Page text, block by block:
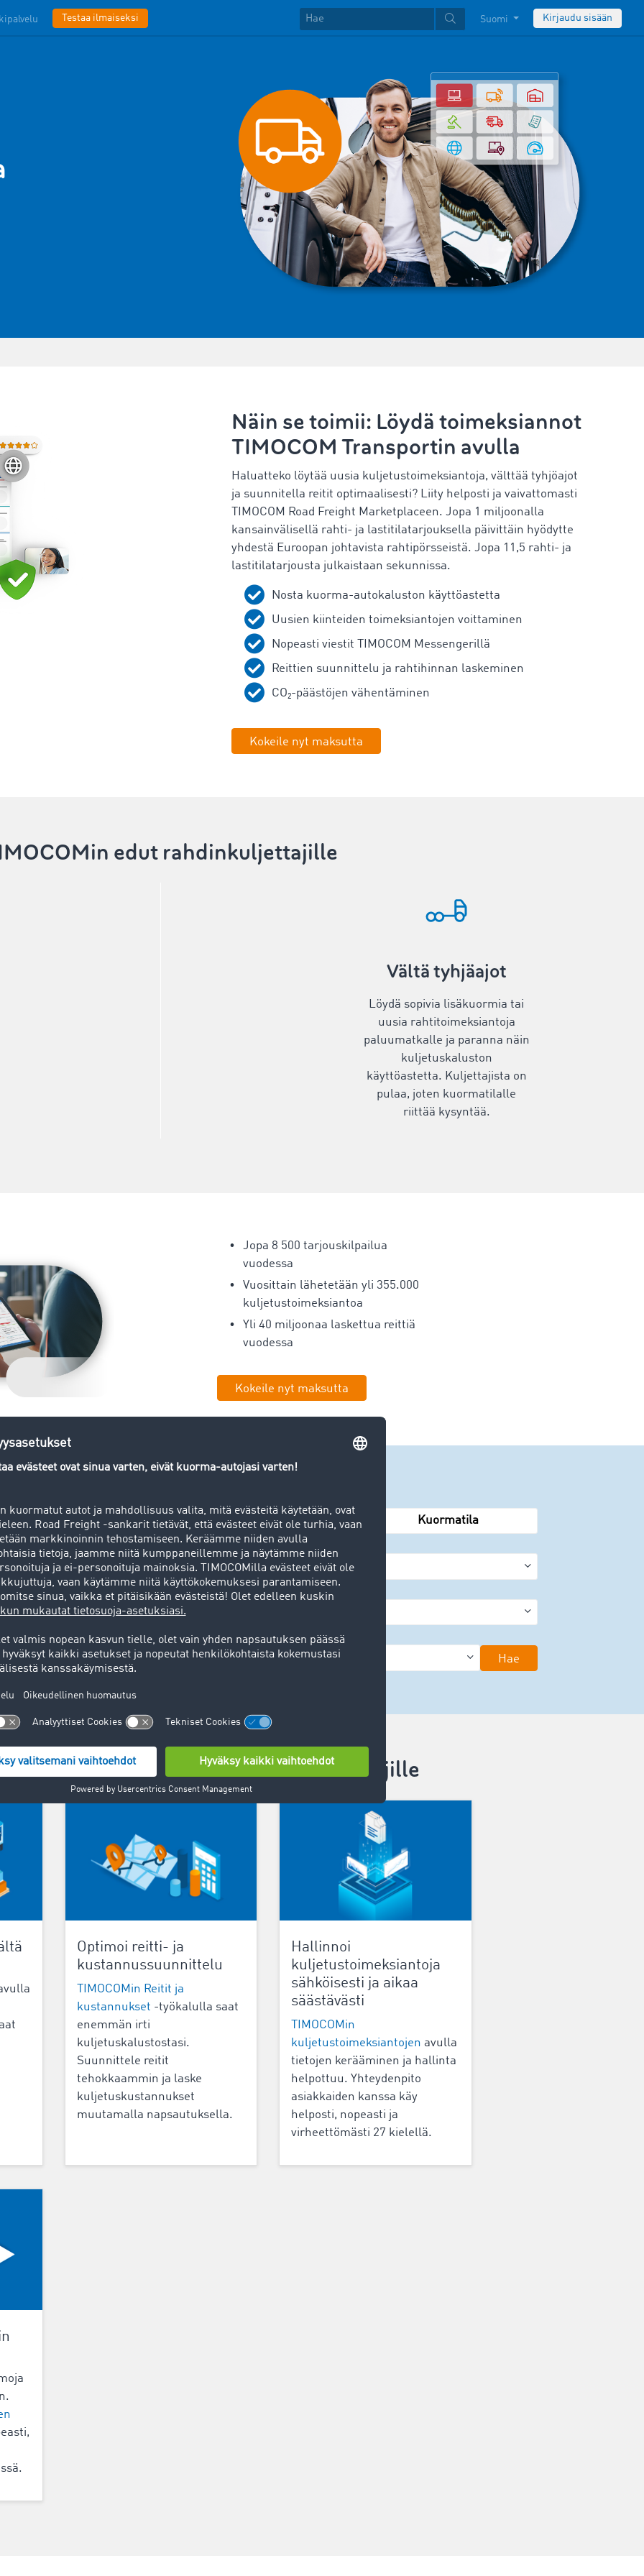
Testaa ilmaiseksi Suomi Kirjaudu sisään
Näin se toimii: Löydä toimeksiannot
TIMOCOM Transportin avulla
Haluatteko löytää uusia kuljetustoimeksiantoja, välttää tyhjöajot
ja suunnitella reitit optimaalisesti? Liity helposti ja vaivattomasti
TIMOCOM Road Freight Marketplaceen. Jopa 1 miljoonalla
kansainvälisellä rahti- ja lastitilatarjouksella päivittäin hyödytte
yhdestä Euroopan johtavista rahtipörsseistä. Jopa 11,5 rahti- ja
lastitilatarjousta julkaistaan sekunnissa.
Nosta kuorma-autokaluston käyttöastetta
Uusien kiinteiden toimeksiantojen voittaminen
Nopeasti viestit TIMOCOM Messengerillä
Reittien suunnittelu ja rahtihinnan laskeminen
CO₂-päästöjen vähentäminen
Kokeile nyt maksutta
edut rahdinkuljettajille
Vältä tyhjäajot
Löydä sopivia lisäkuormia tai
uusia rahtitoimeksiantoja
paluumatkalle ja paranna näin
kuljetuskaluston
käyttöastetta. Kuljettajista on
pulaa, joten kuormatilalle
riittää kysyntää.
Jopa 8 500 tarjouskilpailua
vuodessa
Vuosittain lähetetään yli 355.000
kuljetustoimeksiantoa
Yli 40 miljoonaa laskettua reittiä
vuodessa
Kokeile nyt maksutta
on
ja
kansainvälistä rahti-
Yli 58 000
Rahdit
Kuormatila
Mistä
Mihin
Korityyppi
Hae
Road Freight -ratkaisut rahdinkuljettajille
Optimoi reitti- ja
kustannussuunnittelu
TIMOCOMin Reitit ja
kustannukset -työkalulla saat
enemmän irti
kuljetuskalustostasi.
Suunnittele reitit
tehokkaammin ja laske
kuljetuskustannukset
muutamalla napsautuksella.
Hallinnoi
kuljetustoimeksiantoja
sähköisesti ja aikaa
säästävästi
TIMOCOMin
kuljetustoimeksiantojen avulla
tietojen kerääminen ja hallinta
helpottuu. Yhteydenpito
asiakkaiden kanssa käy
helposti, nopeasti ja
virheettömästi 27 kielellä.